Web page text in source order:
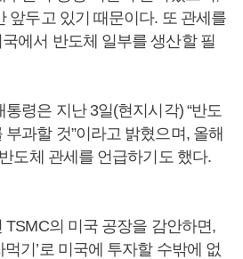
앞두고 있기 때문이다. 또 관세를
에서 반도체 일부를 생산할 필
령은 지난 3일(현지시각) “반도
과할 것”이라고 밝혔으며, 올해
도체 관세를 언급하기도 했다.
TSMC의 미국 공장을 감안하면,
먹기’로 미국에 투자할 수밖에 없